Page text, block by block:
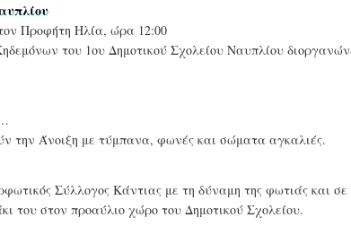
Προφήτη Ηλία, ώρα 12:00
του 1ου Δημοτικού Σχολείου Ναυπλίου
την Άνοιξη με τύμπανα, φωνές και σώματα αγκαλιές.
Σύλλογος Κάντιας με τη δύναμη της φωτιάς και
του στον προαύλιο χώρο του Δημοτικού Σχολείου.